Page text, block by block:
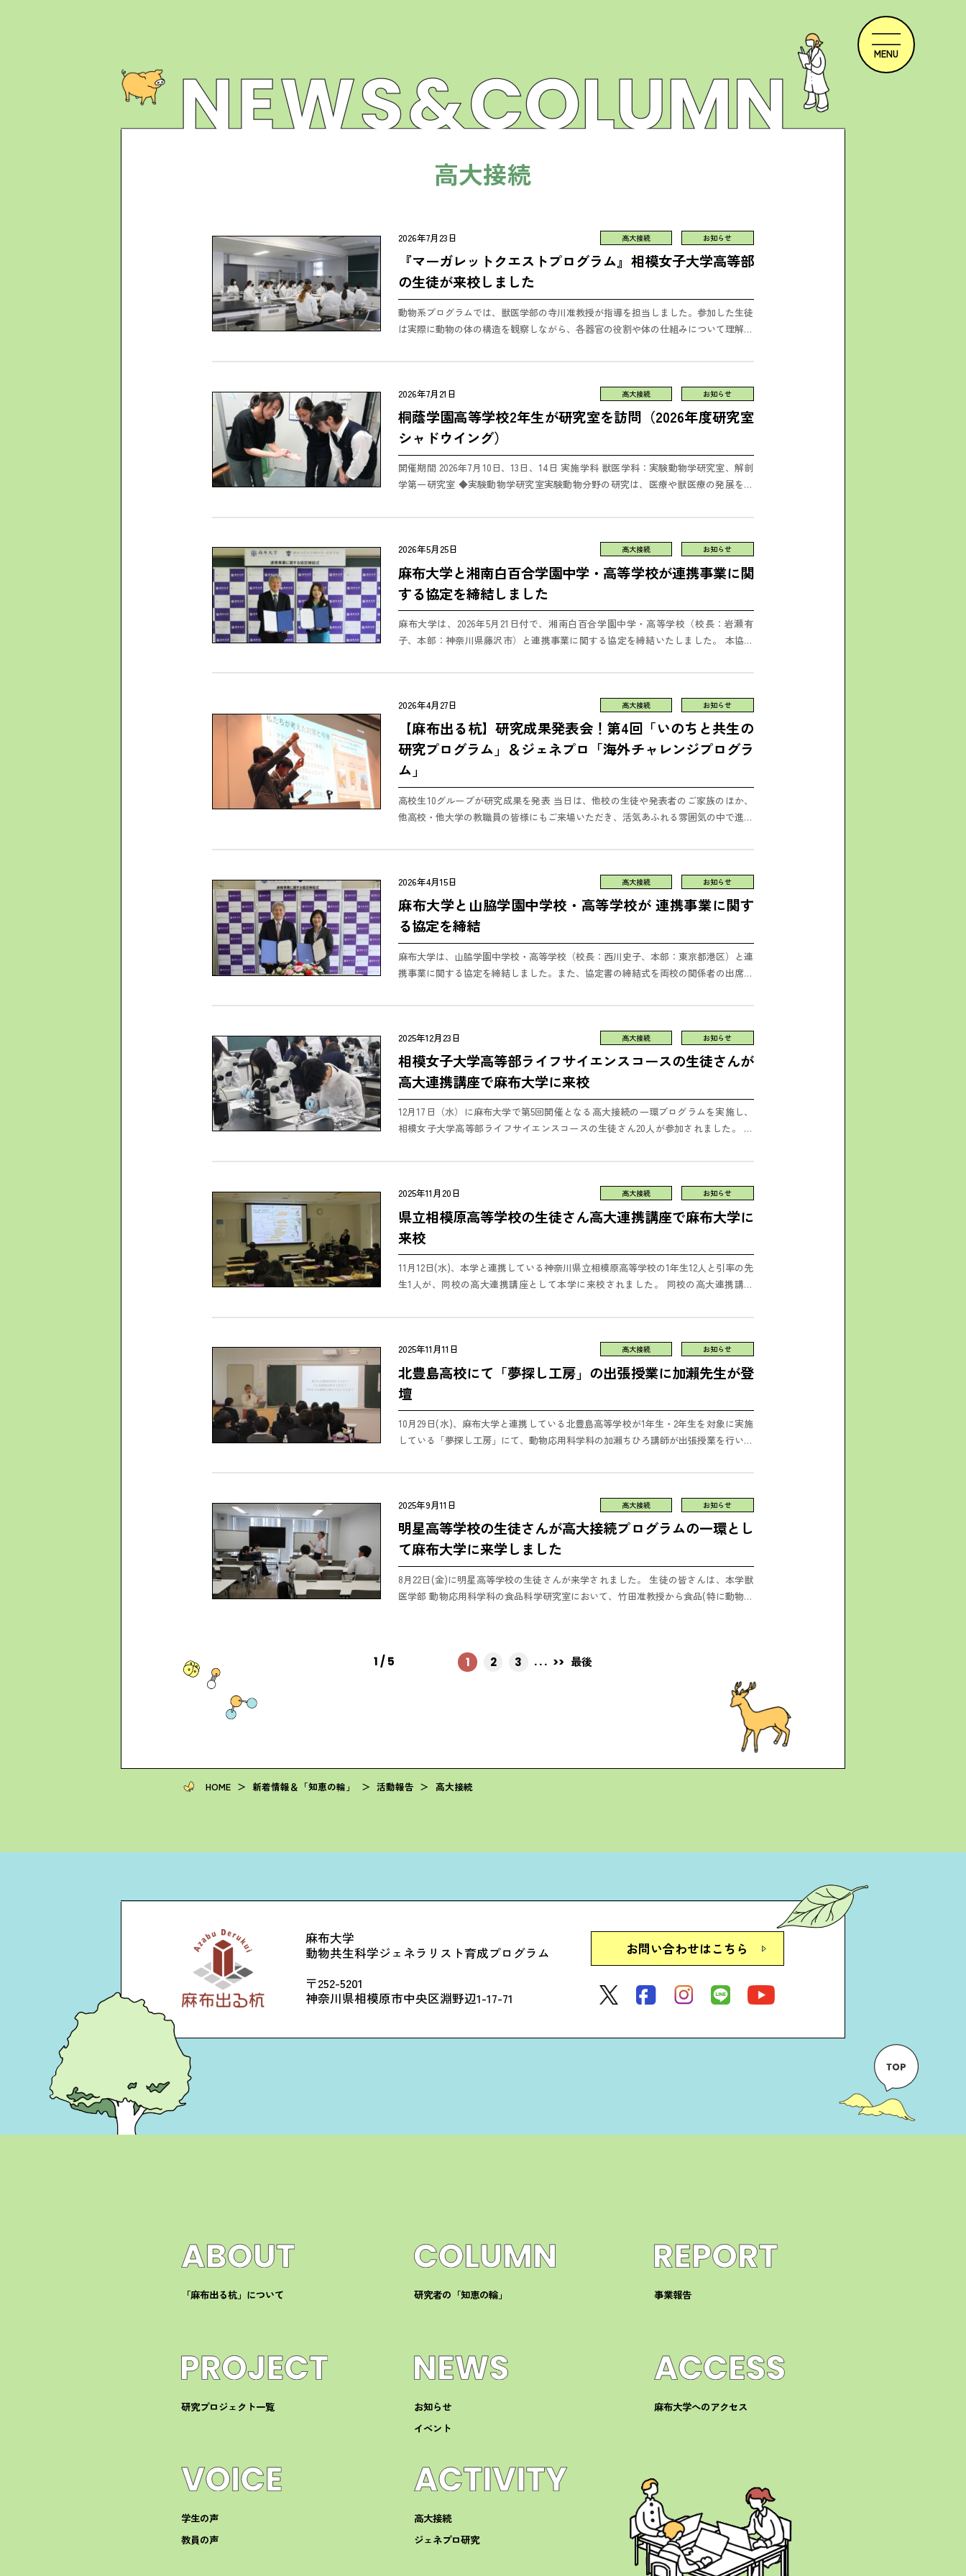
高大接続
2026年7月23日 お知らせ
高大接続
『マーガレットクエストプログラム』相模女子大学高等部
の生徒が来校しました
動物系プログラムでは、獣医学部の寺川准教授が指導を担当しました。参加した生徒
は実際に動物の体の構造を観察しながら、各器官の役割や体の仕組みについて理解を
2026年7月21日 お知らせ
高大接続
桐蔭学園高等学校2年生が研究室を訪問（2026年度研究室
シャドウイング）
開催期間 2026年7月10日、13日、14日 実施学科 獣医学科：実験動物学研究室、解剖
学第一研究室 ◆実験動物学研究室実験動物分野の研究は、医療や獣医療の発展を通
2026年5月25日 お知らせ
高大接続
麻布大学と湘南白百合学園中学・高等学校が連携事業に関
する協定を締結しました
麻布大学は、2026年5月21日付で、湘南白百合学園中学・高等学校（校長：岩瀬有
子、本部：神奈川県藤沢市）と連携事業に関する協定を締結いたしました。 本協定
2026年4月27日 お知らせ
高大接続
【麻布出る杭】研究成果発表会！第4回「いのちと共生の
研究プログラム」＆ジェネプロ「海外チャレンジプログラ
ム」
高校生10グループが研究成果を発表 当日は、他校の生徒や発表者のご家族のほか、
他高校・他大学の教職員の皆様にもご来場いただき、活気あふれる雰囲気の中で進行
2026年4月15日 お知らせ
高大接続
麻布大学と山脇学園中学校・高等学校が 連携事業に関す
る協定を締結
麻布大学は、山脇学園中学校・高等学校（校長：西川史子、本部：東京都港区）と連
携事業に関する協定を締結しました。また、協定書の締結式を両校の関係者の出席に
2025年12月23日 お知らせ
高大接続
相模女子大学高等部ライフサイエンスコースの生徒さんが
高大連携講座で麻布大学に来校
12月17日（水）に麻布大学で第5回開催となる高大接続の一環プログラムを実施し、
相模女子大学高等部ライフサイエンスコースの生徒さん20人が参加されました。 生
2025年11月20日 お知らせ
高大接続
県立相模原高等学校の生徒さん高大連携講座で麻布大学に
来校
11月12日(水)、本学と連携している神奈川県立相模原高等学校の1年生12人と引率の先
生1人が、同校の高大連携講座として本学に来校されました。 同校の高大連携講座
2025年11月11日 お知らせ
高大接続
北豊島高校にて「夢探し工房」の出張授業に加瀨先生が登
壇
10月29日(水)、麻布大学と連携している北豊島高等学校が1年生・2年生を対象に実施
している「夢探し工房」にて、動物応用科学科の加瀨ちひろ講師が出張授業を行いま
2025年9月11日 お知らせ
高大接続
明星高等学校の生徒さんが高大接続プログラムの一環とし
て麻布大学に来学しました
8月22日(金)に明星高等学校の生徒さんが来学されました。 生徒の皆さんは、本学獣
医学部 動物応用科学科の食品科学研究室において、竹田准教授から食品(特に動物性
1 / 5 1 2 3 . . . >> 最後
HOME ＞ 新着情報＆「知恵の輪」 ＞ 活動報告 ＞ 高大接続
麻布大学
動物共生科学ジェネラリスト育成プログラム
〒252-5201
神奈川県相模原市中央区淵野辺1-17-71
お問い合わせはこちら
「麻布出る杭」について
研究プロジェクト一覧
学生の声
教員の声
研究者の「知恵の輪」
お知らせ
イベント
高大接続
ジェネプロ研究
事業報告
麻布大学へのアクセス